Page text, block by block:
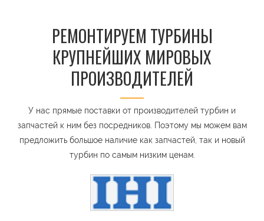
РЕМОНТИРУЕМ ТУРБИНЫ
КРУПНЕЙШИХ МИРОВЫХ
ПРОИЗВОДИТЕЛЕЙ
У нас прямые поставки от производителей турбин и
запчастей к ним без посредников. Поэтому мы можем вам
предложить большое наличие как запчастей, так и новый
турбин по самым низким ценам.